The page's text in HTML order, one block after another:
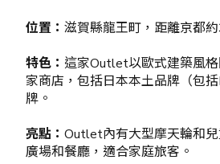
位置： 滋賀縣龍王町，距離京都
特色： 這家Outlet以歐式建築風
家商店，包括日本本土品牌（包
牌。
亮點： Outlet內有大型摩天輪和
廣場和餐廳，適合家庭旅客。